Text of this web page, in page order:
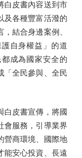
白皮書內容送到市
及各種豐富活潑的
結合身邊案例、
自身權益」的道
成為國家安全的
「全民參與、全民
皮書宣傳，將國
會服務，引導業界
營商環境、國際地
能安心投資、長遠